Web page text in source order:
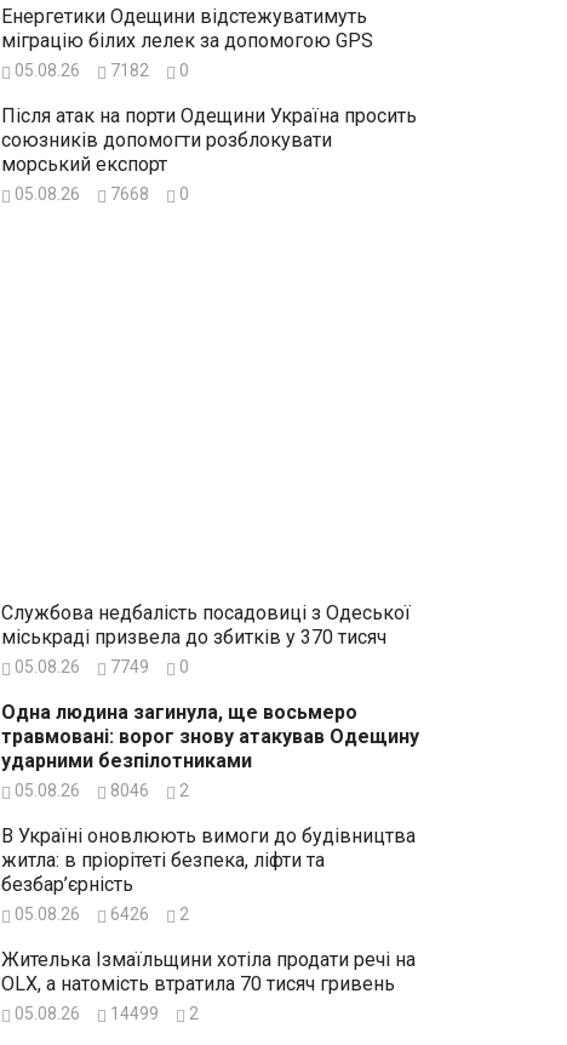
Енергетики Одещини відстежуватимуть
міграцію білих лелек за допомогою GPS
05.08.26 7182 0
Після атак на порти Одещини Україна просить
союзників допомогти розблокувати
морський експорт
05.08.26 7668 0
Службова недбалість посадовиці з Одеської
міськраді призвела до збитків у 370 тисяч
05.08.26 7749 0
Одна людина загинула, ще восьмеро
травмовані: ворог знову атакував Одещину
ударними безпілотниками
05.08.26 8046 2
В Україні оновлюють вимоги до будівництва
житла: в пріорітеті безпека, ліфти та
безбар’єрність
05.08.26 6426 2
Жителька Ізмаїльщини хотіла продати речі на
OLX, а натомість втратила 70 тисяч гривень
05.08.26 14499 2